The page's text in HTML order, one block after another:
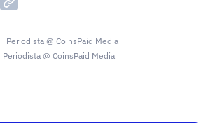
Periodista @ CoinsPaid Media
Periodista @ CoinsPaid Media